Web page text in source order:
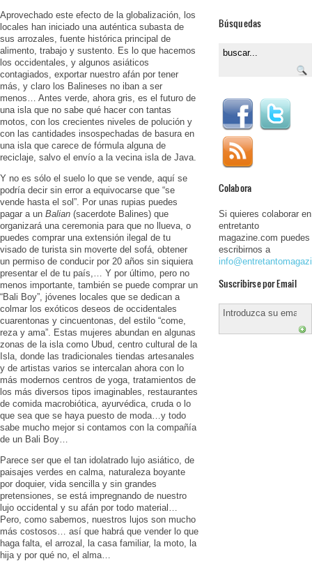
Aprovechado este efecto de la globalización, los
locales han iniciado una auténtica subasta de
sus arrozales, fuente histórica principal de
alimento, trabajo y sustento. Es lo que hacemos
los occidentales, y algunos asiáticos
contagiados, exportar nuestro afán por tener
más, y claro los Balineses no iban a ser
menos… Antes verde, ahora gris, es el futuro de
una isla que no sabe qué hacer con tantas
motos, con los crecientes niveles de polución y
con las cantidades insospechadas de basura en
una isla que carece de fórmula alguna de
reciclaje, salvo el envío a la vecina isla de Java.
Y no es sólo el suelo lo que se vende, aquí se
podría decir sin error a equivocarse que “se
vende hasta el sol”. Por unas rupias puedes
pagar a un Balian (sacerdote Balines) que
organizará una ceremonia para que no llueva, o
puedes comprar una extensión ilegal de tu
visado de turista sin moverte del sofá, obtener
un permiso de conducir por 20 años sin siquiera
presentar el de tu país,… Y por último, pero no
menos importante, también se puede comprar un
“Bali Boy”, jóvenes locales que se dedican a
colmar los exóticos deseos de occidentales
cuarentonas y cincuentonas, del estilo “come,
reza y ama”. Estas mujeres abundan en algunas
zonas de la isla como Ubud, centro cultural de la
Isla, donde las tradicionales tiendas artesanales
y de artistas varios se intercalan ahora con lo
más modernos centros de yoga, tratamientos de
los más diversos tipos imaginables, restaurantes
de comida macrobiótica, ayurvédica, cruda o lo
que sea que se haya puesto de moda…y todo
sabe mucho mejor si contamos con la compañía
de un Bali Boy…
Parece ser que el tan idolatrado lujo asiático, de
paisajes verdes en calma, naturaleza boyante
por doquier, vida sencilla y sin grandes
pretensiones, se está impregnando de nuestro
lujo occidental y su afán por todo material…
Pero, como sabemos, nuestros lujos son mucho
más costosos… así que habrá que vender lo que
haga falta, el arrozal, la casa familiar, la moto, la
hija y por qué no, el alma…
Búsquedas
Colabora
Si quieres colaborar en
entretanto
magazine.com puedes
escribirnos a
Suscribirse por Email